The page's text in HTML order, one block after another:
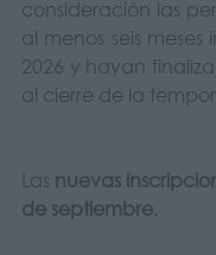
consideración las
al menos seis
2026 y hayan
al cierre de la
Las nuevas
de septiembre.